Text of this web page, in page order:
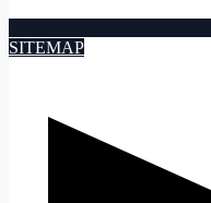
SITEMAP